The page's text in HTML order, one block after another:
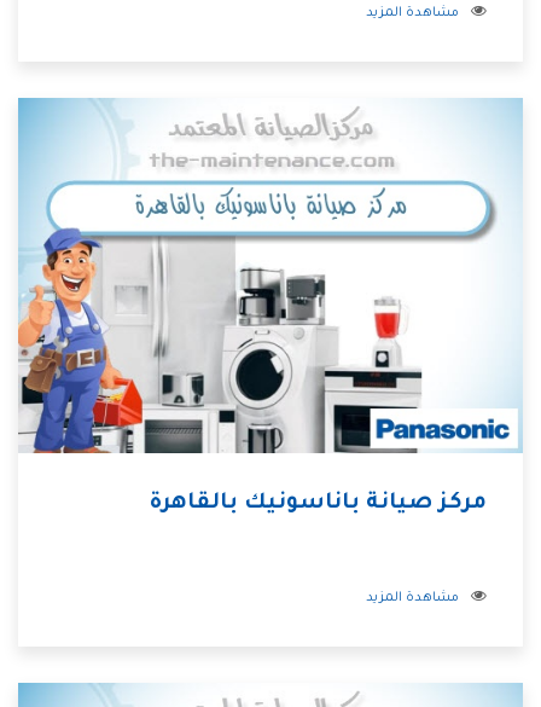
مشاهدة المزيد
مركز صيانة باناسونيك بالقاهرة
مشاهدة المزيد